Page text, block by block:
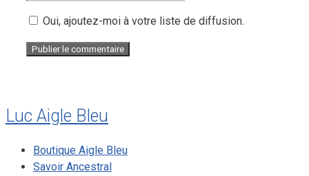
Oui, ajoutez-moi à votre liste de diffusion.
Luc Aigle Bleu
Boutique Aigle Bleu
Savoir Ancestral